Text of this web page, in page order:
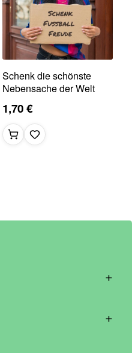
Schenk die schönste
Nebensache der Welt
1,70 €
+
+